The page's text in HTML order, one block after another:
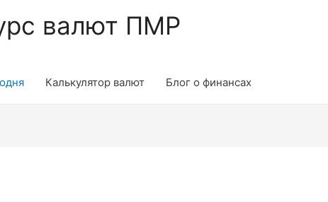
валют ПМР
Калькулятор валют Блог о финансах